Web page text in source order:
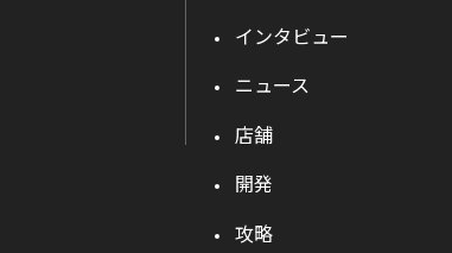
インタビュー
ニュース
店舗
開発
攻略